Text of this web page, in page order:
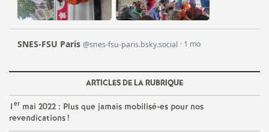
d
e
g
r
ARTICLES DE LA RUBRIQUE
1er mai 2022 : Plus que jamais mobilisé-es pour nos
revendications!